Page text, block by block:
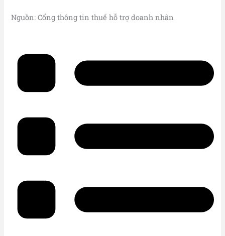
Nguồn: Cổng thông tin thuế hỗ trợ doanh nhân